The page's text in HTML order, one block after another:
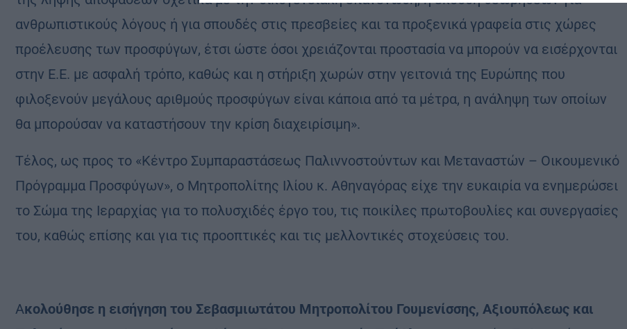
ανθρωπιστικούς λόγους ή για σπουδές στις πρεσβείες και τα προξενικά γραφεία στις χώρες
προέλευσης των προσφύγων, έτσι ώστε όσοι χρειάζονται προστασία να μπορούν να εισέρχονται
στην Ε.Ε. με ασφαλή τρόπο, καθώς και η στήριξη χωρών στην γειτονιά της Ευρώπης που
φιλοξενούν μεγάλους αριθμούς προσφύγων είναι κάποια από τα μέτρα, η ανάληψη των οποίων
θα μπορούσαν να καταστήσουν την κρίση διαχειρίσιμη».
Τέλος, ως προς το «Κέντρο Συμπαραστάσεως Παλιννοστούντων και Μεταναστών – Οικουμενικό
Πρόγραμμα Προσφύγων», ο Μητροπολίτης Ιλίου κ. Αθηναγόρας είχε την ευκαιρία να ενημερώσει
το Σώμα της Ιεραρχίας για το πολυσχιδές έργο του, τις ποικίλες πρωτοβουλίες και συνεργασίες
του, καθώς επίσης και για τις προοπτικές και τις μελλοντικές στοχεύσεις του.
Ακολούθησε η εισήγηση του Σεβασμιωτάτου Μητροπολίτου Γουμενίσσης, Αξιουπόλεως και